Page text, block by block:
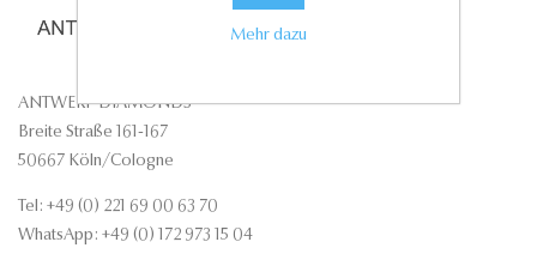
ANTWERP DIAMONDS
Breite Straße 161-167
50667 Köln/Cologne
Tel: +49 (0) 221 69 00 63 70
WhatsApp: +49 (0) 172 973 15 04
Mehr dazu